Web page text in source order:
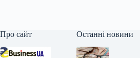
Про сайт Останні новини